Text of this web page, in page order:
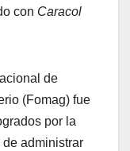
con Caracol
de
(Fomag) fue
por la
administrar